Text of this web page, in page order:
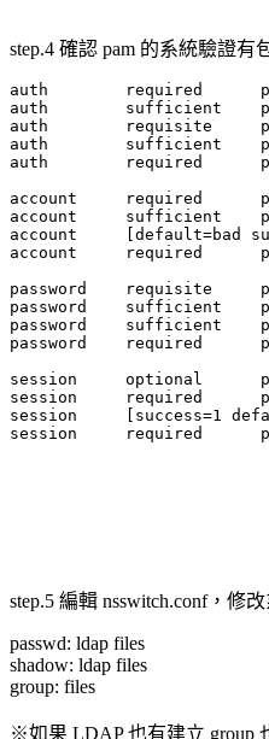
step.4 確認 pam 的系統驗證有
auth        required
auth        sufficient
auth        requisite
auth        sufficient
auth        required
account     required
account     sufficient
account     [default=bad
account     required
password    requisite
password    sufficient
password    sufficient
password    required
session     optional
session     required
session     [success=1
step.5 編輯 nsswitch.conf，修
passwd: ldap files
shadow: ldap files
group: files
※如果 LDAP 也有建立 group